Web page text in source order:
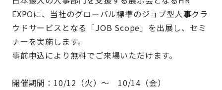
EXPOに、当社のグローバル標準のジョブ型人事クラ
ウドサービスとなる「JOB Scope」を出展し、セミ
ナーを実施します。
事前申込により無料でご来場いただけます。
開催期間：10/12（火）～ 10/14（金）